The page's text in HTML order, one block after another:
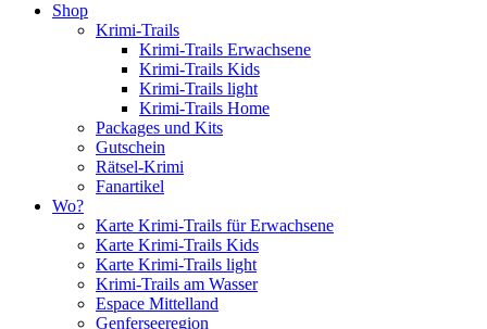
Shop
Krimi-Trails
Krimi-Trails Erwachsene
Krimi-Trails Kids
Krimi-Trails light
Krimi-Trails Home
Packages und Kits
Gutschein
Rätsel-Krimi
Fanartikel
Wo?
Karte Krimi-Trails für Erwachsene
Karte Krimi-Trails Kids
Karte Krimi-Trails light
Krimi-Trails am Wasser
Espace Mittelland
Genferseeregion